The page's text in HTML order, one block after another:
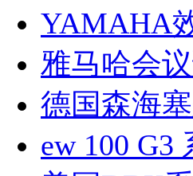
YAMAHA
雅马哈会
德国森海
ew 100 G3